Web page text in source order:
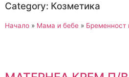
Category: Козметика
Начало » Мама и бебе » Бременност